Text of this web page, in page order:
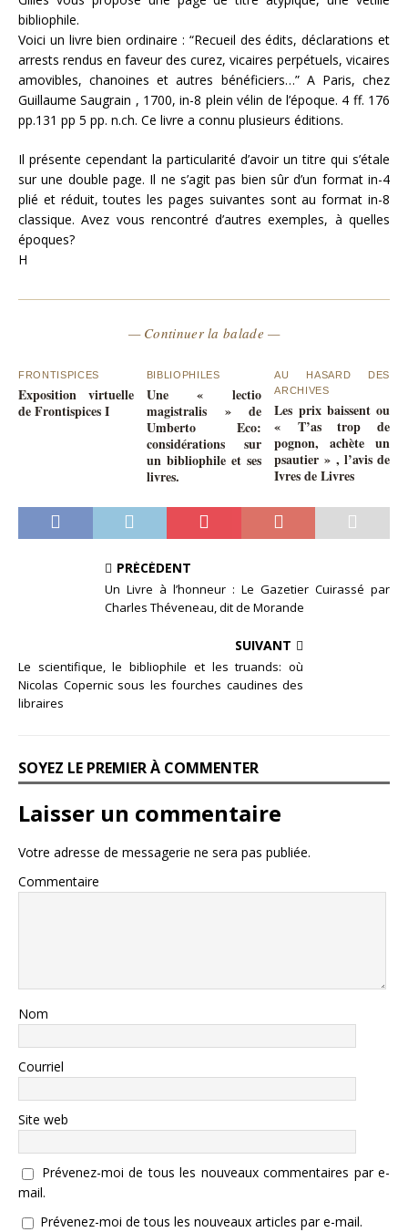
bibliophile.
Voici un livre bien ordinaire : “Recueil des édits, déclarations et
arrests rendus en faveur des curez, vicaires perpétuels, vicaires
amovibles, chanoines et autres bénéficiers…” A Paris, chez
Guillaume Saugrain , 1700, in-8 plein vélin de l’époque. 4 ff. 176
pp.131 pp 5 pp. n.ch. Ce livre a connu plusieurs éditions.
Il présente cependant la particularité d’avoir un titre qui s’étale
sur une double page. Il ne s’agit pas bien sûr d’un format in-4
plié et réduit, toutes les pages suivantes sont au format in-8
classique. Avez vous rencontré d’autres exemples, à quelles
époques?
H
— Continuer la balade —
FRONTISPICES
Exposition virtuelle
de Frontispices I
BIBLIOPHILES
Une « lectio
magistralis » de
Umberto Eco:
considérations sur
un bibliophile et ses
livres.
AU HASARD DES
ARCHIVES
Les prix baissent ou
« T’as trop de
pognon, achète un
psautier » , l’avis de
Ivres de Livres
PRÉCÉDENT
Un Livre à l’honneur : Le Gazetier Cuirassé par
Charles Théveneau, dit de Morande
SUIVANT
Le scientifique, le bibliophile et les truands: où
Nicolas Copernic sous les fourches caudines des
libraires
SOYEZ LE PREMIER À COMMENTER
Laisser un commentaire
Votre adresse de messagerie ne sera pas publiée.
Commentaire
Nom
Courriel
Site web
Prévenez-moi de tous les nouveaux commentaires par e-
mail.
Prévenez-moi de tous les nouveaux articles par e-mail.